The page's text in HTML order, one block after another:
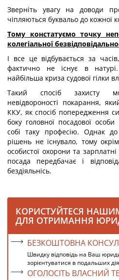
Зверніть увагу на доводи
чіпляються буквальо до кожної
Тому констатуємо точку
колегіальної
І все це відбувається за
фактично не існує в
найбільша криза судової гілки
Такий спосіб захисту
невідвороності покарання,
ККУ, як спосіб попередження
боку головної посадової
собі таку професію. Однак
рішень не існувало, тому
особистої охорони та
посада передбачає і
бездіяльнісь.
КОРИСТУЙТЕСЯ
ДЛЯ ОТРИМАННЯ
БЕЗКОШТОВНА
Швидку відповідь на Ваш
зорієнтуватися в подальших
ОГОЛОСІТЬ ВЛАСНИЙ